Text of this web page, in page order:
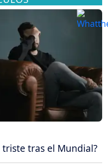
tras el Mundial?